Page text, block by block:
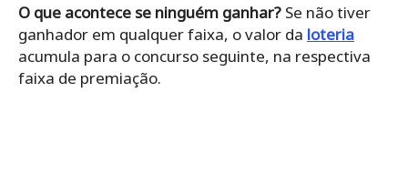
O que acontece se ninguém ganhar? Se não tiver
ganhador em qualquer faixa, o valor da loteria
acumula para o concurso seguinte, na respectiva
faixa de premiação.